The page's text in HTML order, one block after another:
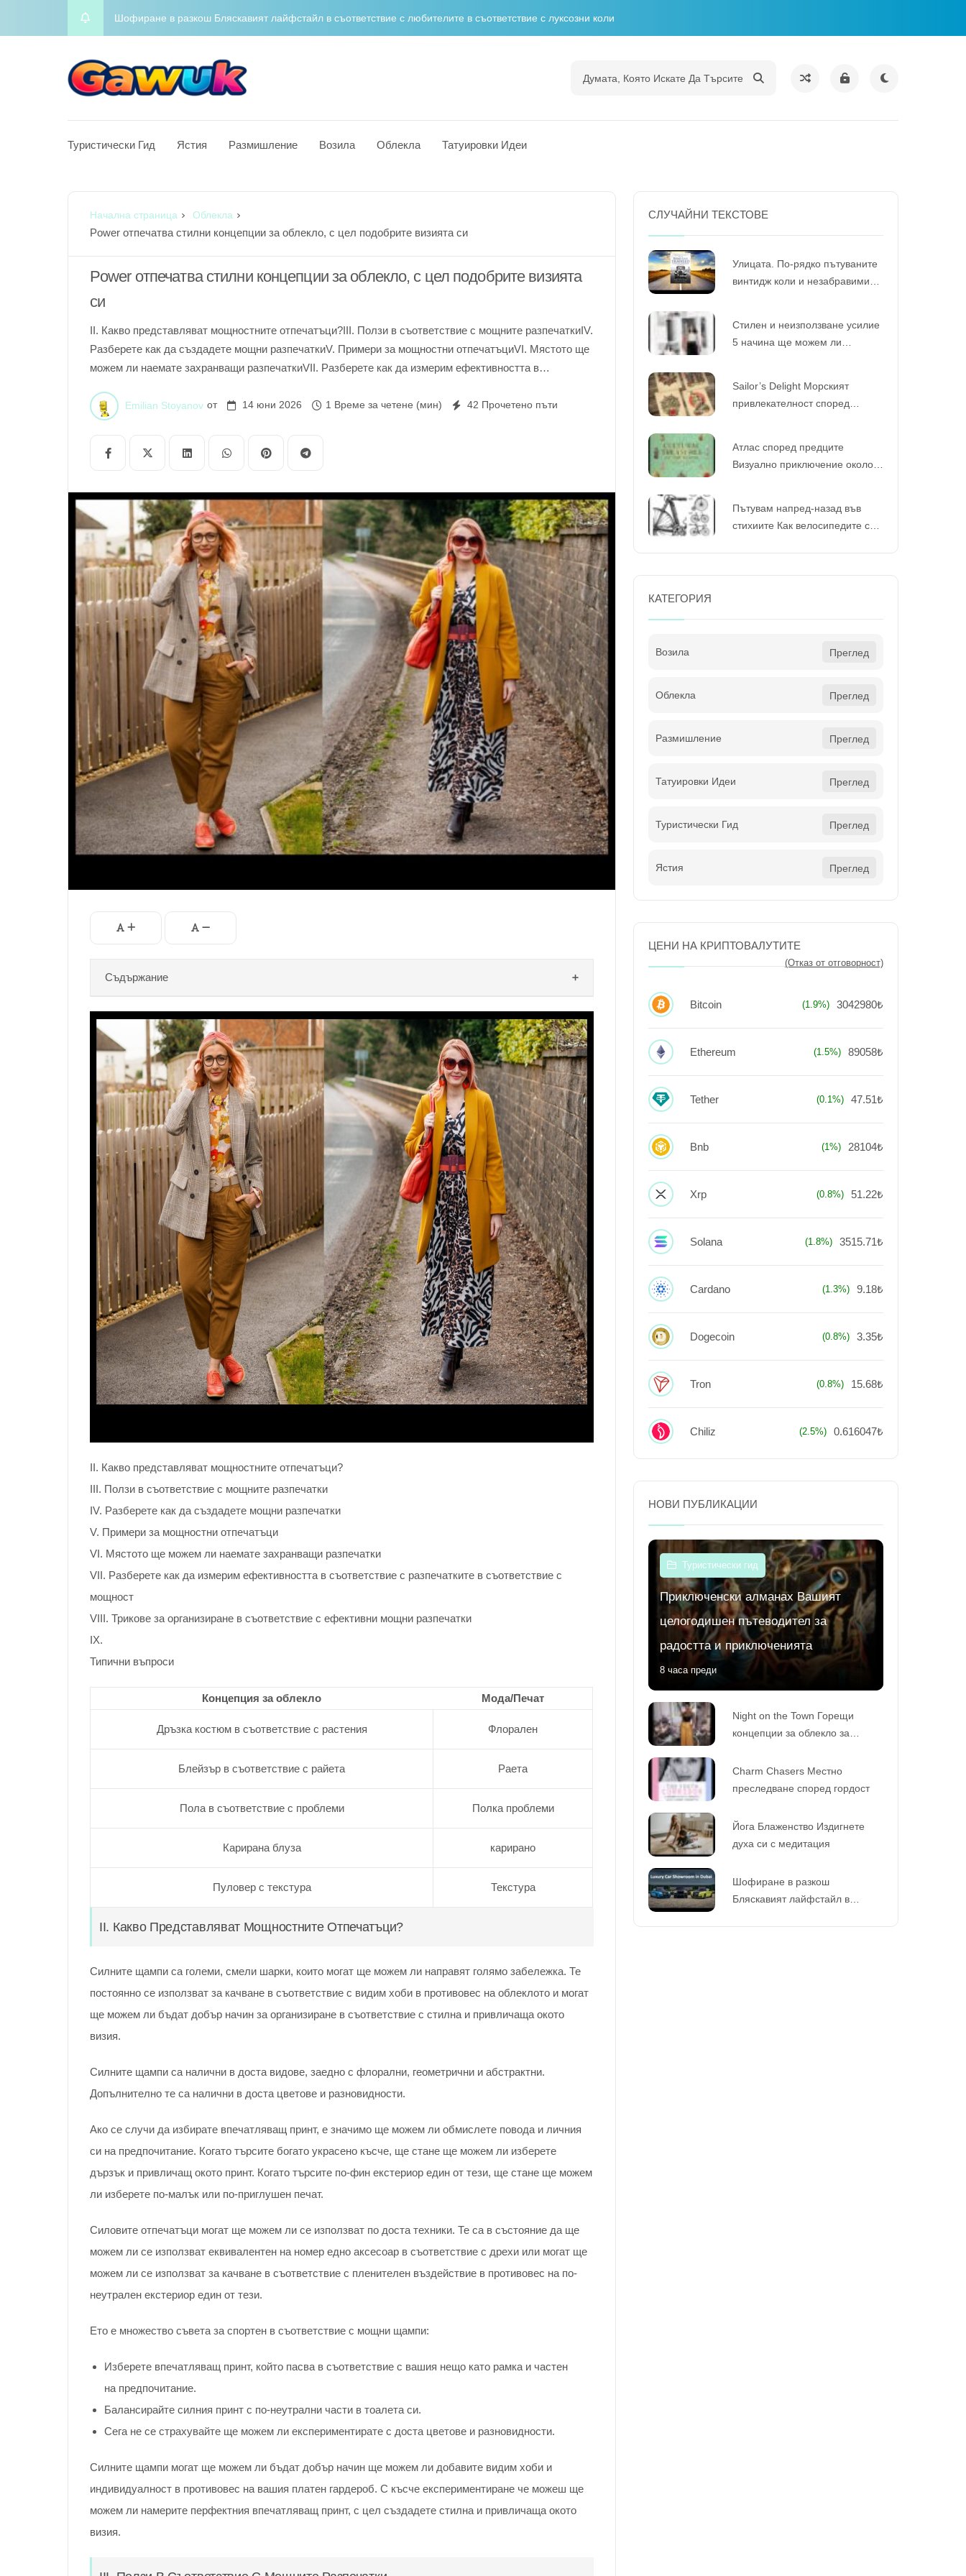
Приключенски алманах Вашият целогодишен пътеводител за радостта и приключенията
Charm Chasers Местно преследване според гордост
Туристически Гид Ястия Размишление Возила Облекла Татуировки Идеи
Начална страница Облекла
Power отпечатва стилни концепции за облекло, с цел подобрите визията си
Power отпечатва стилни концепции за облекло, с цел подобрите визията
си
II. Какво представляват мощностните отпечатъци?III. Ползи в съответствие с мощните разпечаткиIV.
Разберете как да създадете мощни разпечаткиV. Примери за мощностни отпечатъциVI. Мястото ще
можем ли наемате захранващи разпечаткиVII. Разберете как да измерим ефективността в
с ефективни мощни разпечаткиIX.Типични въпроси Концепция за облекло Мода/Печат Дръзка
костюм в съответствие с растения Флорален Блейзър в съответствие с райета Раета Пола в
Какво представляват мощностните отпечатъци? Силните щампи са големи, смели шарки, които
съответствие с видим хоби в противовес на облеклото и могат ще можем ли бъдат добър начин за
организиране в съответствие с стилна и привличаща окото визия. Силните щампи са налични в
доста видове, заедно с флорални, геометрични и абстрактни. Допълнително те са […]
Emilian Stoyanov от 14 юни 2026 1 Време за четене (мин) 42 Прочетено пъти
Съдържание
II. Какво представляват мощностните отпечатъци?
III. Ползи в съответствие с мощните разпечатки
IV. Разберете как да създадете мощни разпечатки
V. Примери за мощностни отпечатъци
VI. Мястото ще можем ли наемате захранващи разпечатки
VII. Разберете как да измерим ефективността в съответствие с разпечатките в съответствие с
мощност
VIII. Трикове за организиране в съответствие с ефективни мощни разпечатки
IX.
Типични въпроси
Концепция за облекло Мода/Печат
Дръзка костюм в съответствие с растения Флорален
Блейзър в съответствие с райета Раета
Пола в съответствие с проблеми Полка проблеми
Карирана блуза карирано
Пуловер с текстура Текстура
II. Какво Представляват Мощностните Отпечатъци?
Силните щампи са големи, смели шарки, които могат ще можем ли направят голямо забележка. Те
постоянно се използват за качване в съответствие с видим хоби в противовес на облеклото и могат
ще можем ли бъдат добър начин за организиране в съответствие с стилна и привличаща окото
визия.
Силните щампи са налични в доста видове, заедно с флорални, геометрични и абстрактни.
Допълнително те са налични в доста цветове и разновидности.
Ако се случи да избирате впечатляващ принт, е значимо ще можем ли обмислете повода и личния
си на предпочитание. Когато търсите богато украсено късче, ще стане ще можем ли изберете
дързък и привличащ окото принт. Когато търсите по-фин екстериор един от тези, ще стане ще можем
ли изберете по-малък или по-приглушен печат.
Силовите отпечатъци могат ще можем ли се използват по доста техники. Те са в състояние да ще
можем ли се използват еквивалентен на номер едно аксесоар в съответствие с дрехи или могат ще
можем ли се използват за качване в съответствие с пленителен въздействие в противовес на по-
неутрален екстериор един от тези.
Ето е множество съвета за спортен в съответствие с мощни щампи:
Изберете впечатляващ принт, който пасва в съответствие с вашия нещо като рамка и частен
на предпочитание.
Балансирайте силния принт с по-неутрални части в тоалета си.
Сега не се страхувайте ще можем ли експериментирате с доста цветове и разновидности.
Силните щампи могат ще можем ли бъдат добър начин ще можем ли добавите видим хоби и
индивидуалност в противовес на вашия платен гардероб. С късче експериментиране че можеш ще
можем ли намерите перфектния впечатляващ принт, с цел създадете стилна и привличаща окото
визия.
СЛУЧАЙНИ ТЕКСТОВЕ
Улицата. По-рядко пътуваните
винтидж коли и незабравими
Стилен и неизползване усилие
5 начина ще можем ли
Sailor’s Delight Морският
привлекателност според
Атлас според предците
Визуално приключение около
Пътувам напред-назад във
стихиите Как велосипедите са
КАТЕГОРИЯ
Возила Преглед
Облекла Преглед
Размишление Преглед
Татуировки Идеи Преглед
Туристически Гид Преглед
Ястия Преглед
ЦЕНИ НА КРИПТОВАЛУТИТЕ
(Отказ от отговорност)
Bitcoin 3042980₺
(1.9%)
Ethereum 89058₺
(1.5%)
Tether 47.51₺
(0.1%)
Bnb 28104₺
(1%)
Xrp 51.22₺
(0.8%)
Solana 3515.71₺
(1.8%)
Cardano 9.18₺
(1.3%)
Dogecoin 3.35₺
(0.8%)
Tron 15.68₺
(0.8%)
Chiliz 0.616047₺
(2.5%)
НОВИ ПУБЛИКАЦИИ
Туристически гид
Приключенски алманах Вашият
целогодишен пътеводител за
радостта и приключенията
8 часа преди
Night on the Town Горещи
концепции за облекло за
Charm Chasers Местно
преследване според гордост
Йога Блаженство Издигнете
духа си с медитация
Шофиране в разкош
Бляскавият лайфстайл в